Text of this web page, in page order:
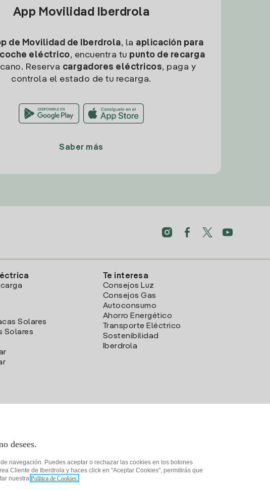
App Movilidad Iberdrola
de Movilidad de Iberdrola, la aplicación para
eléctrico, encuentra tu punto de recarga
Reserva cargadores eléctricos, paga y
controla el estado de tu recarga.
Saber más
Solares
Solares
Te interesa
Consejos Luz
Consejos Gas
Autoconsumo
Ahorro Energético
Transporte Eléctrico
Sostenibilidad
Iberdrola
desees.
navegación. Puedes aceptar o rechazar las cookies en los botones
Cliente de Iberdrola y haces click en "Aceptar Cookies", permitirás que
nuestra Política de Cookies.